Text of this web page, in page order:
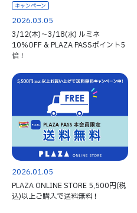
キャンペーン
2026.03.05
3/12(木)～3/18(水) ルミネ
10%OFF & PLAZA PASSポイント5
倍！
2026.01.05
PLAZA ONLINE STORE 5,500円(税
込)以上ご購入で送料無料！